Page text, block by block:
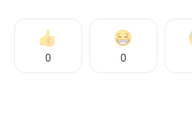
0 0